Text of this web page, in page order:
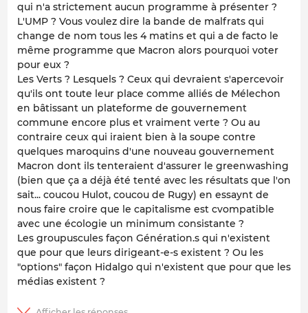
qui n'a strictement aucun programme à présenter ?
L'UMP ? Vous voulez dire la bande de malfrats qui
change de nom tous les 4 matins et qui a de facto le
même programme que Macron alors pourquoi voter
pour eux ?
Les Verts ? Lesquels ? Ceux qui devraient s'apercevoir
qu'ils ont toute leur place comme alliés de Mélechon
en bâtissant un plateforme de gouvernement
commune encore plus et vraiment verte ? Ou au
contraire ceux qui iraient bien à la soupe contre
quelques maroquins d'une nouveau gouvernement
Macron dont ils tenteraient d'assurer le greenwashing
(bien que ça a déjà été tenté avec les résultats que l'on
sait... coucou Hulot, coucou de Rugy) en essaynt de
nous faire croire que le capitalisme est cvompatible
avec une écologie un minimum consistante ?
Les groupuscules façon Génération.s qui n'existent
que pour que leurs dirigeant-e-s existent ? Ou les
"options" façon Hidalgo qui n'existent que pour que les
médias existent ?